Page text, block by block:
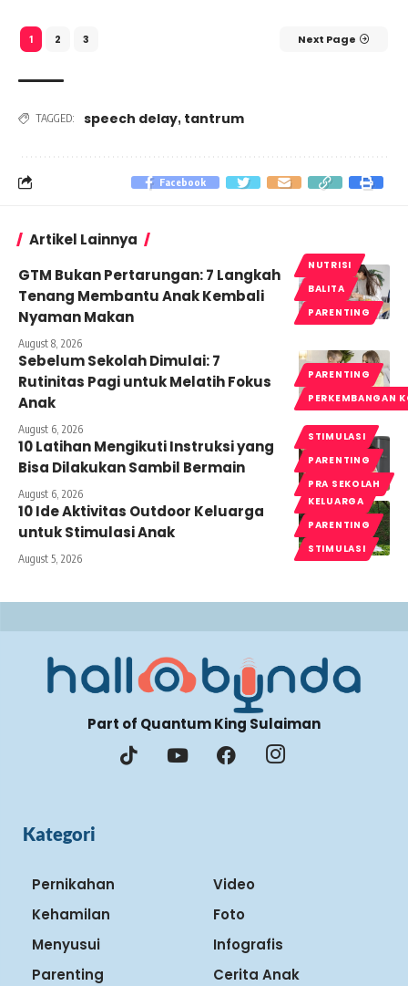
1 2 3 Next Page
TAGGED: speech delay, tantrum
Facebook
Artikel Lainnya
NUTRISI
BALITA
PARENTING
GTM Bukan Pertarungan: 7 Langkah
Tenang Membantu Anak Kembali
Nyaman Makan
August 8, 2026
PARENTING
PERKEMBANGAN
Sebelum Sekolah Dimulai: 7
Rutinitas Pagi untuk Melatih Fokus
Anak
August 6, 2026
STIMULASI
PARENTING
PRA SEKOLAH
10 Latihan Mengikuti Instruksi yang
Bisa Dilakukan Sambil Bermain
August 6, 2026
KELUARGA
PARENTING
STIMULASI
10 Ide Aktivitas Outdoor Keluarga
untuk Stimulasi Anak
August 5, 2026
Part of Quantum King Sulaiman
Kategori
Pernikahan
Kehamilan
Menyusui
Parenting
Video
Foto
Infografis
Cerita Anak